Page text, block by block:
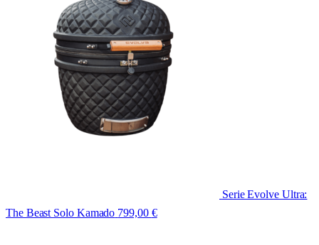
Serie Evolve Ultra:
The Beast Solo Kamado 799,00 €